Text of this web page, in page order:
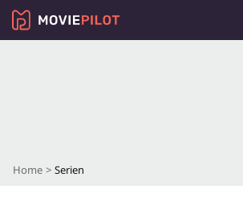
Home Serien